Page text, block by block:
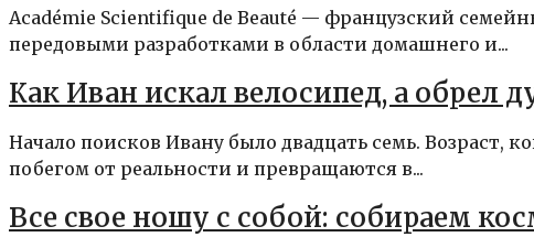
Académie Scientifique de Beauté — французский
передовыми разработками в области домашнего и...
Как Иван искал велосипед, а обрел
Начало поисков Ивану было двадцать семь. Возраст,
побегом от реальности и превращаются в...
Все свое ношу с собой: собираем